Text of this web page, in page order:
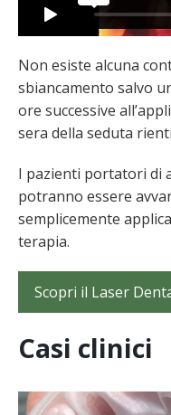
Non esiste alcuna
sbiancamento salvo
ore successive
sera della seduta
I pazienti portatori di
potranno essere
semplicemente
terapia.
Scopri il Laser
Casi clinici